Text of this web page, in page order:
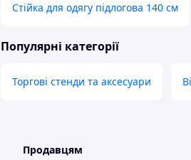
Стійка для одягу підлогова 140 см
Популярні категорії
Торгові стенди та аксесуари
Продавцям